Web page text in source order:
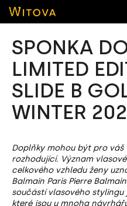
Přejít
obsah
SPONKA
LIMITED
SLIDE B
WINTER
Doplňky mohou být pro
rozhodující. Význam
celkového vzhledu ženy
Balmain Paris Pierre
součástí vlasového stylingu
které jsou u mnoha
o
C
o
p
o
t
e
b
u
j